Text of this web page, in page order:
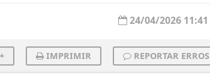
24/04/2026 11:41
IMPRIMIR REPORTAR ERROS